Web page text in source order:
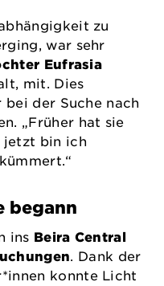
zu
war sehr
Eufrasia
mit. Dies
der Suche nach
„Früher hat sie
jetzt bin ich
begann
ins Beira Central
. Dank der
konnte Licht